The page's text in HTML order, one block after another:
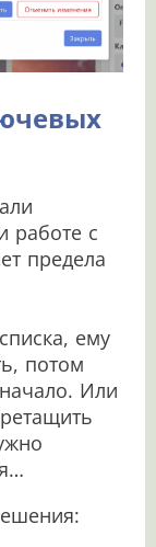
работе с
предела
ему
потом
Или